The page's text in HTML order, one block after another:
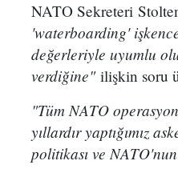
NATO Sekreteri
'waterboarding'
değerleriyle uyumlu
verdiğine"ilişkin soru
"Tüm NATO
yıllardır yaptığımız
politikası ve